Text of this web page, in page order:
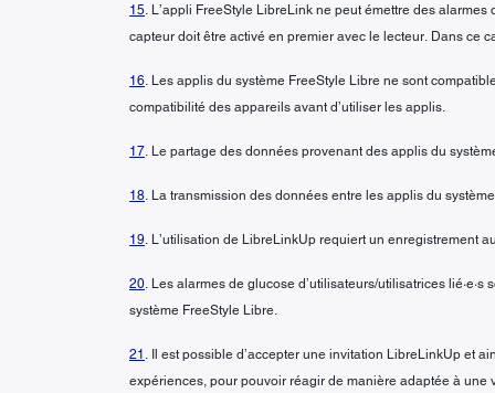
15. L’appli FreeStyle LibreLink ne peut émettre des
capteur doit être activé en premier avec le lecteur. Dans ce
16. Les applis du système FreeStyle Libre ne sont
compatibilité des appareils avant d’utiliser les applis.
17. Le partage des données provenant des applis du
18. La transmission des données entre les applis du
19. L’utilisation de LibreLinkUp requiert un enregistrement
20. Les alarmes de glucose d’utilisateurs/utilisatrices
système FreeStyle Libre.
21 . Il est possible d’accepter une invitation LibreLinkUp et
expériences, pour pouvoir réagir de manière adaptée à une